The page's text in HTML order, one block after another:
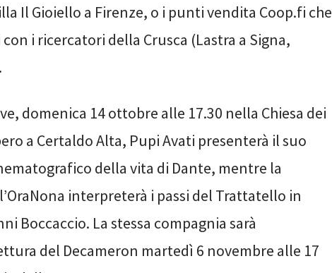
Il Gioiello a Firenze, o i punti vendita Coop.fi che
i ricercatori della Crusca (Lastra a Signa,
domenica 14 ottobre alle 17.30 nella Chiesa dei
a Certaldo Alta, Pupi Avati presenterà il suo
della vita di Dante, mentre la
interpreterà i passi del Trattatello in
Boccaccio. La stessa compagnia sarà
del Decameron martedì 6 novembre alle 17